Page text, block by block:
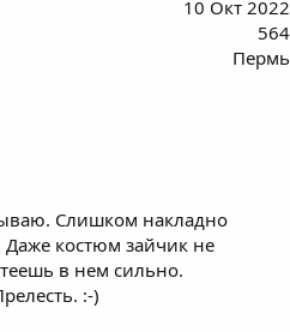
10 Окт 2022
564
Пермь
Слишком накладно
костюм зайчик не
в нем сильно.
:-)